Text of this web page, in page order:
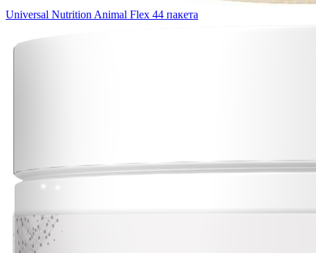
Universal Nutrition Animal Flex 44 пакета